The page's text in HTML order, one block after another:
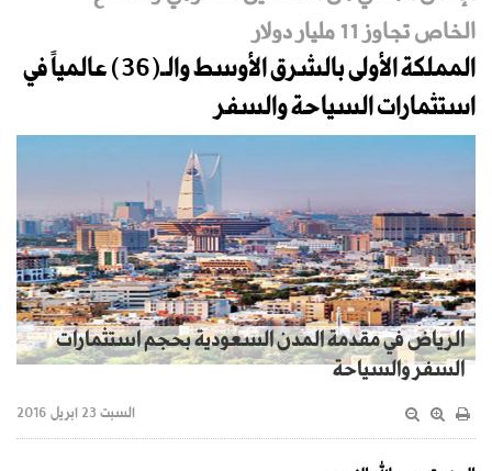
الخاص تجاوز 11 مليار دولار
المملكة الأولى بالشرق الأوسط والـ(36) عالمياً في
استثمارات السياحة والسفر
الرياض في مقدمة المدن السعودية بحجم استثمارات
السفر والسياحة
السبت 23 ابريل 2016